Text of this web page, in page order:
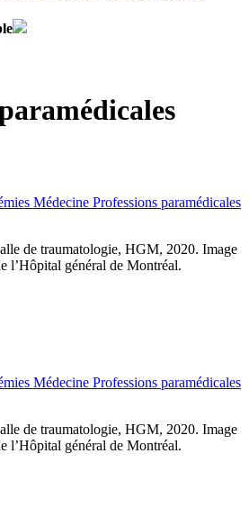
Médecine Professions paramédicales
de traumatologie, HGM, 2020. Image
l’Hôpital général de Montréal.
Médecine Professions paramédicales
de traumatologie, HGM, 2020. Image
l’Hôpital général de Montréal.